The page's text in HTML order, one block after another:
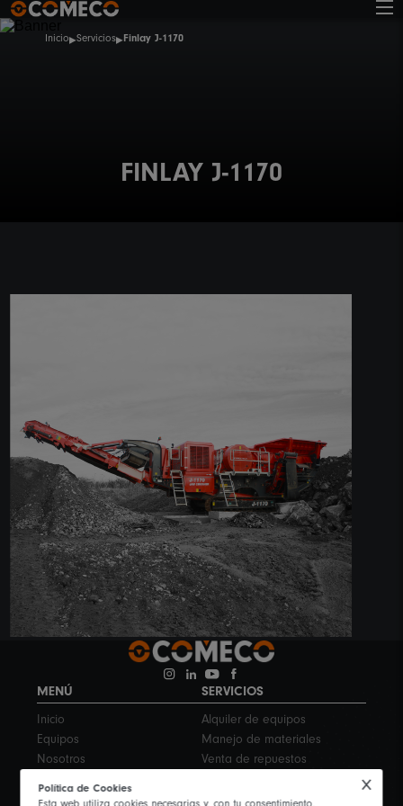
Inicio Servicios Finlay J-1170
FINLAY J-1170
Política de Cookies
MENÚ
Inicio
Equipos
Nosotros
Contáctanos
SERVICIOS
Alquiler de equipos
Manejo de materiales
Venta de repuestos
Servicio de mantenimiento de